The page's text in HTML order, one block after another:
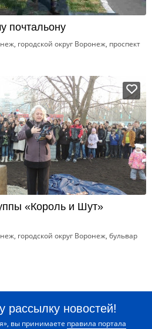
почтальону
городской округ Воронеж, проспект
«Король и Шут»
городской округ Воронеж, бульвар
новостей!
вы принимаете правила портала